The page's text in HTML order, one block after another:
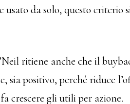
usato da solo, questo
ritiene anche che il
sia positivo, perché riduce
crescere gli utili per azione.